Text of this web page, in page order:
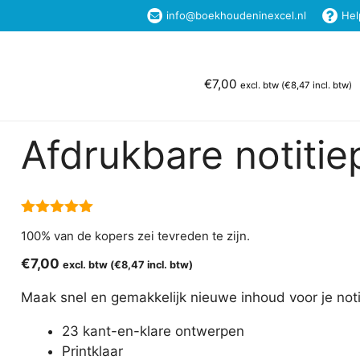
info@boekhoudeninexcel.nl
Afdrukbare
100% van de kopers zei tevreden te zijn.
€7,00 excl. btw (€8,47 incl. btw)
Maak snel en gemakkelijk nieuwe inhoud voor je
23 kant-en-klare ontwerpen
Printklaar
€7,00 excl. btw (€8,47 incl. btw)